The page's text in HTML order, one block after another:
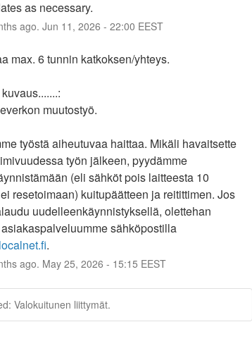
as necessary.
ago. Jun 11 , 2026 - 22:00 EEST
max. 6 tunnin katkoksen/yhteys.
muutostyö.
työstä aiheutuvaa haittaa. Mikäli havaitsette
työn jälkeen, pyydämme
(eli sähköt pois laitteesta 10
resetoimaan) kuitupäätteen ja reitittimen. Jos
uudelleenkäynnistyksellä, olettehan
yhteydessä asiakaspalveluumme sähköpostilla
.
ago. May 25, 2026 - 15:15 EEST
Valokuitunen liittymät.